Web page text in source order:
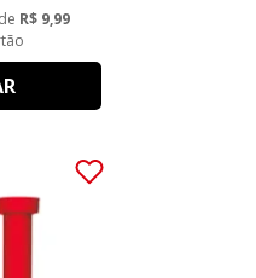
de R$ 9,99